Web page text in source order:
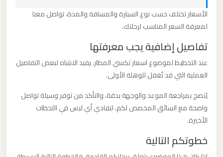
الأسعار تختلف حسب نوع السيارة والمسافة والمدة، تواصل معنا
لمعرفة السعر المناسب لرحلتك.
تفاصيل إضافية يجب معرفتها
عند التخطيط لموضوع اسعار تكسي المطار، يفيد الانتباه لبعض التفاصيل
العملية التي قد تُغفل للوهلة الأولى.
يُنصح بمراجعة الموعد والوجهة بدقة، والتأكد من توفر وسيلة تواصل
واضحة مع السائق المخصص لكم، لتفادي أي لبس في اللحظات
الأخيرة.
خطوتكم التالية
العرب
ليموزين
مطار
العرب
مرسي
مطروح